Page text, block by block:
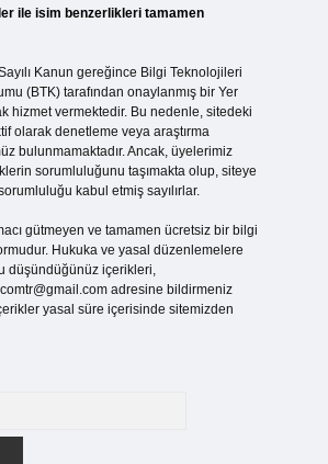
ile isim benzerlikleri tamamen
Kanun gereğince Bilgi Teknolojileri
(BTK) tarafından onaylanmış bir Yer
hizmet vermektedir. Bu nedenle, sitedeki
olarak denetleme veya araştırma
bulunmamaktadır. Ancak, üyelerimiz
sorumluluğunu taşımakta olup, siteye
kabul etmiş sayılırlar.
gütmeyen ve tamamen ücretsiz bir bilgi
Hukuka ve yasal düzenlemelere
düşündüğünüz içerikleri,
adresine bildirmeniz
yasal süre içerisinde sitemizden